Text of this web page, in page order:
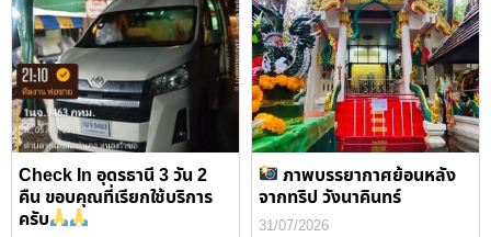
Check In อุดรธานี 3 วัน 2
คืน ขอบคุณที่เรียกใช้บริการ
ครับ
ภาพบรรยากาศย้อนหลัง
จากทริป วังนาคินทร์
31/07/2026